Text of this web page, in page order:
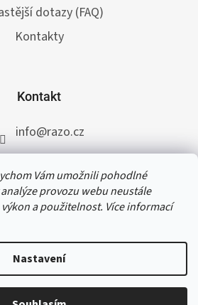
Vám umožnili pohodlné
provozu webu neustále
a použitelnost. Více informací
Nastavení
vyřídíme ještě téhož
se opět
dotazy (FAQ)
Kontakty
Kontakt
info@razo.cz
+420 731 422 117
RAZO.cz